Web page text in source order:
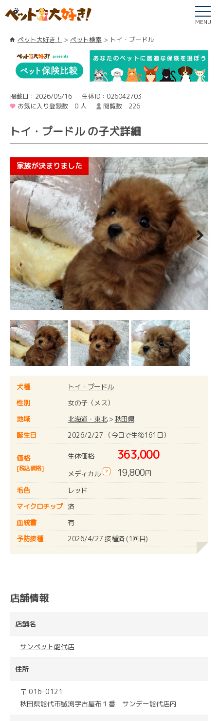
MENU
ペット大好き！ ペット検索 トイ・プードル
掲載日：2026/05/16
生体ID：026042703
お気に入り登録数 0 人
閲覧数 226
トイ・プードル の子犬詳細
Next
犬種
トイ・プードル
性別
女の子（メス）
地域
北海道・東北> 秋田県
誕生日
2026/2/27 （今日で生後161日）
価格
[税込価格]
生体価格 363,000
メディカル ? 19,800円
毛色
レッド
マイクロチップ 済
血統書
有
予防接種
2026/4/27 接種済 (1回目)
店舗情報
店舗名
サンペット能代店
住所
〒 016-0121
秋田県能代市鰄渕字古屋布１番 サンデー能代店内